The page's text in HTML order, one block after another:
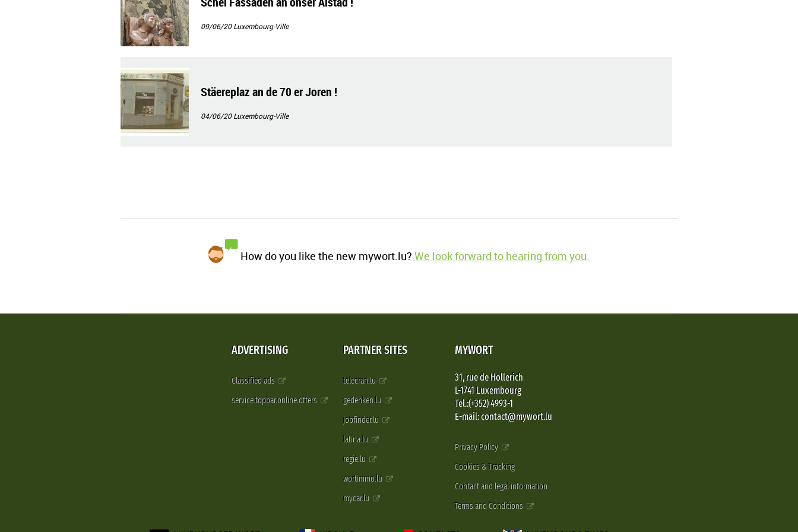
09/06/20Luxembourg-Ville
Stäereplaz an de 70 er Joren !
04/06/20Luxembourg-Ville
How do you like the new mywort.lu? We look forward to hearing from you.
ADVERTISING
Classified ads
service.topbar.online.offers
PARTNER SITES
telecran.lu
gedenken.lu
jobfinder.lu
latina.lu
regie.lu
wortimmo.lu
mycar.lu
MYWORT
31, rue de Hollerich
L-1741 Luxembourg
Tel.:(+352) 4993-1
E-mail: contact@mywort.lu
Privacy Policy
Cookies & Tracking
Contact and legal information
Terms and Conditions